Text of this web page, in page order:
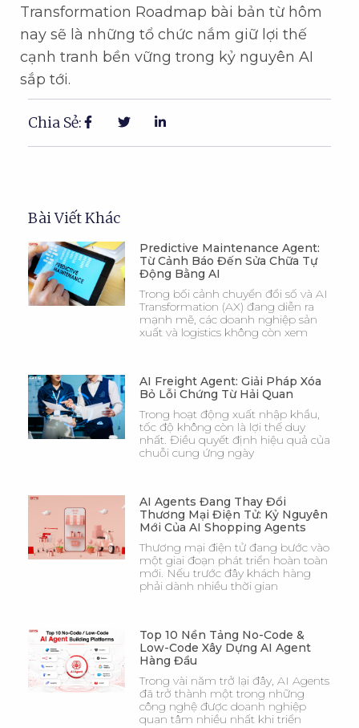
Transformation Roadmap bài bản từ hôm
nay sẽ là những tổ chức nắm giữ lợi thế
cạnh tranh bền vững trong kỷ nguyên AI
sắp tới.
Chia Sẻ:
Bài Viết Khác
Predictive Maintenance Agent:
Từ Cảnh Báo Đến Sửa Chữa Tự
Động Bằng AI
Trong bối cảnh chuyển đổi số và AI
Transformation (AX) đang diễn ra
mạnh mẽ, các doanh nghiệp sản
xuất và logistics không còn xem
AI Freight Agent: Giải Pháp Xóa
Bỏ Lỗi Chứng Từ Hải Quan
Trong hoạt động xuất nhập khẩu,
tốc độ không còn là lợi thế duy
nhất. Điều quyết định hiệu quả của
chuỗi cung ứng ngày
AI Agents Đang Thay Đổi
Thương Mại Điện Tử: Kỷ Nguyên
Mới Của AI Shopping Agents
Thương mại điện tử đang bước vào
một giai đoạn phát triển hoàn toàn
mới. Nếu trước đây khách hàng
phải dành nhiều thời gian
Top 10 Nền Tảng No-Code &
Low-Code Xây Dựng AI Agent
Hàng Đầu
Trong vài năm trở lại đây, AI Agents
đã trở thành một trong những
công nghệ được doanh nghiệp
quan tâm nhiều nhất khi triển